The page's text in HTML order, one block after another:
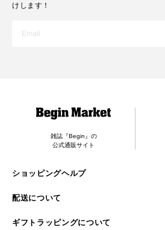
けします！
雑誌『Begin』の
公式通販サイト
ショッピングヘルプ
配送について
ギフトラッピングについて